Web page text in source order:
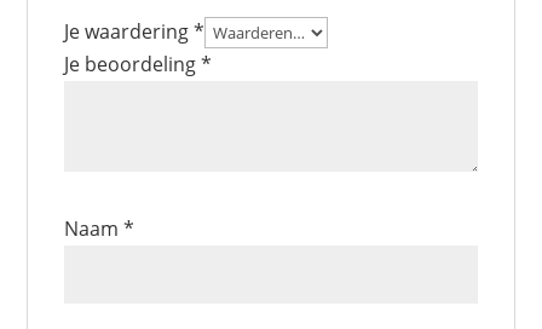
Je waardering*
Je beoordeling*
Naam*